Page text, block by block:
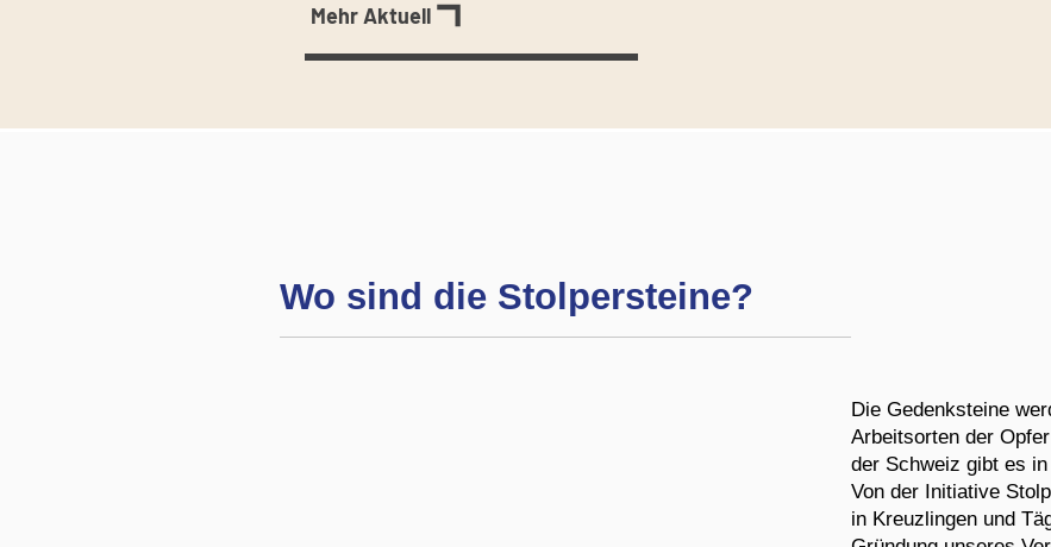
Mehr Aktuell
Wo sind die Stolpersteine?
Die Gedenksteine
Arbeitsorten der
der Schweiz gibt es
Von der Initiative
in Kreuzlingen und